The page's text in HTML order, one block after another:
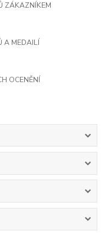
ZÁKAZNÍKEM
A MEDAILÍ
OCENĚNÍ